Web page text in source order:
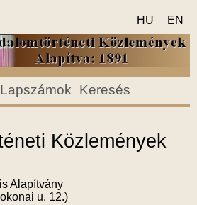
HU EN
Lapszámok Keresés
Közlemények
Alapítvány
u. 12.)